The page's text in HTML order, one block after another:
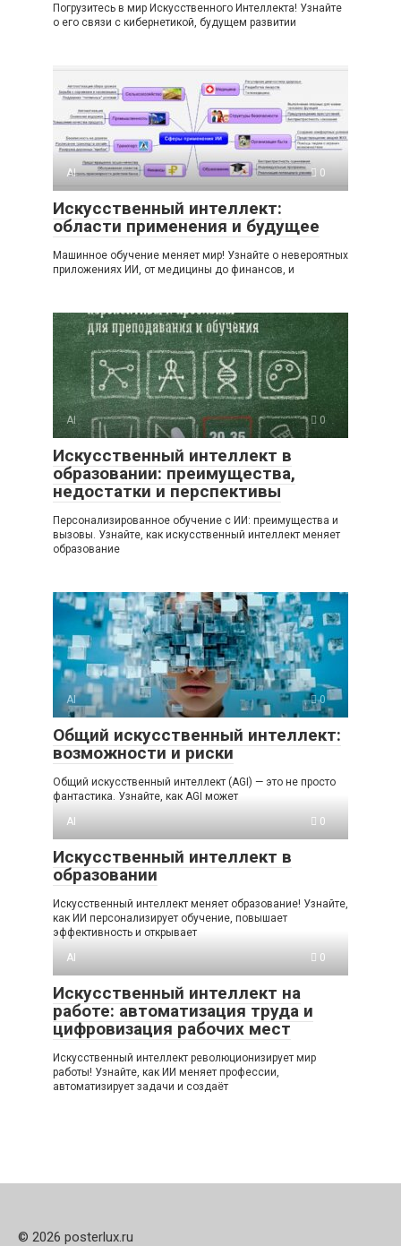
Погрузитесь в мир Искусственного Интеллекта! Узнайте
о его связи с кибернетикой, будущем развитии
AI 0
Искусственный интеллект:
области применения и будущее
Машинное обучение меняет мир! Узнайте о невероятных
приложениях ИИ, от медицины до финансов, и
AI 0
Искусственный интеллект в
образовании: преимущества,
недостатки и перспективы
Персонализированное обучение с ИИ: преимущества и
вызовы. Узнайте, как искусственный интеллект меняет
образование
AI 0
Общий искусственный интеллект:
возможности и риски
Общий искусственный интеллект (AGI) — это не просто
фантастика. Узнайте, как AGI может
AI
0
Искусственный интеллект в
образовании
Искусственный интеллект меняет образование! Узнайте,
как ИИ персонализирует обучение, повышает
эффективность и открывает
AI
0
Искусственный интеллект на
работе: автоматизация труда и
цифровизация рабочих мест
Искусственный интеллект революционизирует мир
работы! Узнайте, как ИИ меняет профессии,
автоматизирует задачи и создаёт
© 2026 posterlux.ru